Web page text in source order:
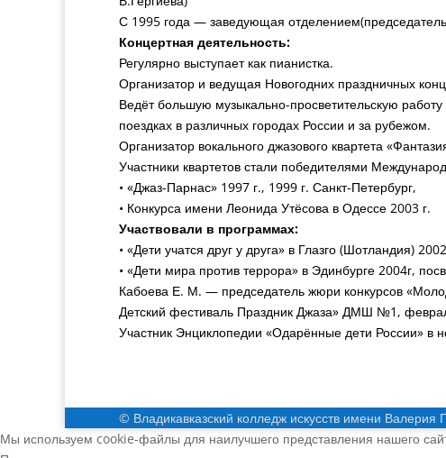
С 1995 года — заведующая
Концертная деятельность:
Регулярно выступает как пианистка.
Организатор и ведущая Новогодних праздничных
Ведёт большую музыкально-просветительскую
поездках в различных городах России и за рубежом.
Организатор вокального джазового квартета
Участники квартетов стали победителями
• «Джаз-Парнас» 1997 г., 1999 г. Санкт-Петербург,
• Конкурса имени Леонида Утёсова в Одессе 2003 г.
Участвовали в программах:
• «Дети учатся друг у друга» в Глазго (Шотландия)
• «Дети мира против террора» в Эдинбурге 2004г,
Кабоева Е. М. — председатель жюри конкурсов
Детский фестиваль Праздник Джаза» ДМШ №1,
Участник Энциклопедии «Одарённые дети России» в
© Владикавказский колледж искусств имени Валерия
Мы используем cookie-файлы для наилучшего представления нашего